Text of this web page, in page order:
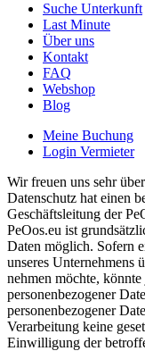
Suche Unterkunft
Last Minute
Über uns
Kontakt
FAQ
Webshop
Blog
Meine Buchung
Login Vermieter
Wir freuen uns sehr
Datenschutz hat einen
Geschäftsleitung der
PeOos.eu ist
Daten möglich. Sofern
unseres Unternehmens
nehmen möchte,
personenbezogener
personenbezogener
Verarbeitung keine
Einwilligung der